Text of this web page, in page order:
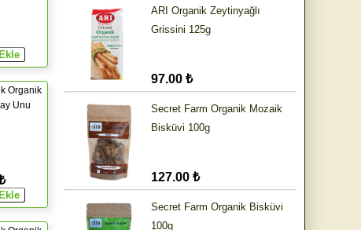
Organik
Unu
ARI Organik Zeytinyağlı
Grissini 125g
97.00 ₺
Secret Farm Organik Mozaik
Bisküvi 100g
127.00 ₺
Secret Farm Organik Bisküvi
100g